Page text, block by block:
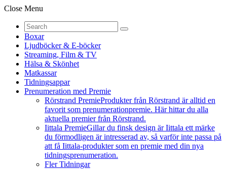
Close Menu
Boxar
Ljudböcker & E-böcker
Streaming, Film & TV
Hälsa & Skönhet
Matkassar
Tidningsappar
Prenumeration med Premie
Rörstrand PremieProdukter från Rörstrand är alltid en
favorit som prenumerationpremie. Här hittar du alla
aktuella premier från Rörstrand.
Iittala PremieGillar du finsk design är Iittala ett märke
du förmodligen är intresserad av, så varför inte passa på
att få Iittala-produkter som en premie med din nya
tidningsprenumeration.
Fler Tidningar